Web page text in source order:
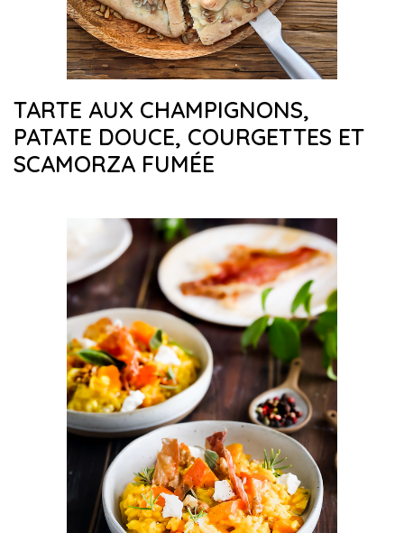
TARTE AUX CHAMPIGNONS,
PATATE DOUCE, COURGETTES ET
SCAMORZA FUMÉE